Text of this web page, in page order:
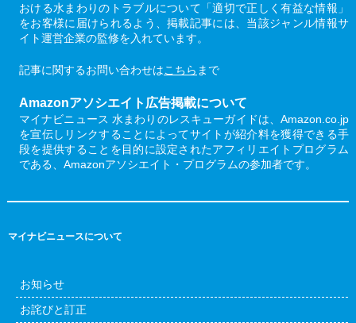
おける水まわりのトラブルについて「適切で正しく有益な情報」
をお客様に届けられるよう、掲載記事には、当該ジャンル情報サ
イト運営企業の監修を入れています。
記事に関するお問い合わせはこちら まで
Amazonアソシエイト広告掲載について
マイナビニュース 水まわりのレスキューガイドは、Amazon.co.jp
を宣伝しリンクすることによってサイトが紹介料を獲得できる手
段を提供することを目的に設定されたアフィリエイトプログラム
である、Amazonアソシエイト・プログラムの参加者です。
マイナビニュースについて
お知らせ
お詫びと訂正